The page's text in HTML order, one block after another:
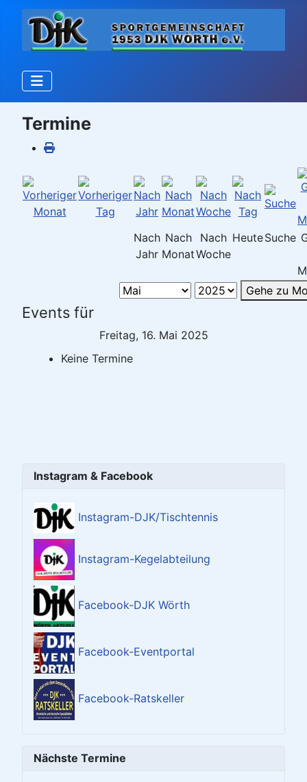
Termine
Nach
Jahr
Nach
Monat
Nach
Woche
HeuteSuche
Gehe zu
Events für
Freitag, 16. Mai 2025
Keine Termine
Instagram & Facebook
Instagram-DJK/Tischtennis
Instagram-Kegelabteilung
Facebook-DJK Wörth
Facebook-Eventportal
Facebook-Ratskeller
Nächste Termine